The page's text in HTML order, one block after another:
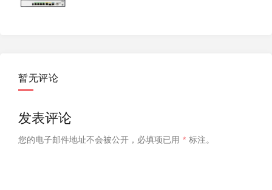
暂无评论
发表评论
您的电子邮件地址不会被公开， 必填项已用 * 标注。